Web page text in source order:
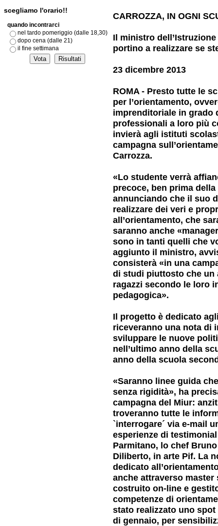
scegliamo l'orario!!
quando incontrarci
nel tardo pomeriggio (dalle 18,30)
dopo cena (dalle 21)
il fine settimana
CARROZZA, IN OGNI
Il ministro
portino a realizzare se
23 dicembre 2013
ROMA - Presto tutte le
per l’orientamento,
imprenditoriale in grado
professionali a loro più
invierà agli istituti
campagna
Carrozza.
«Lo studente verrà
precoce, ben prima
annunciando che il suo
realizzare dei veri e
all’orientamento, che
saranno anche
sono in tanti quelli che
aggiunto il ministro,
consisterà «in una
di studi piuttosto che un
ragazzi secondo le loro
pedagogica».
Il progetto è dedicato
riceveranno una nota di
sviluppare le nuove
nell’ultimo anno della
anno della scuola
«Saranno linee guida
senza rigidità», ha
campagna del Miur:
troveranno tutte le
`interrogare´ via e-mail
esperienze di
Parmitano, lo chef
Diliberto, in arte Pif. La
dedicato
anche attraverso
costruito on-line e
competenze di
stato realizzato uno
di gennaio, per